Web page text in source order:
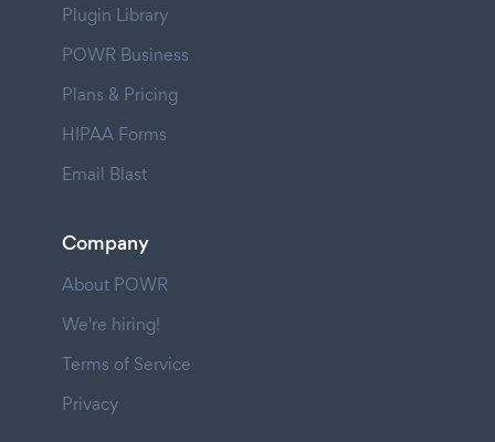
Plugin Library
POWR Business
Plans & Pricing
HIPAA Forms
Email Blast
Company
About POWR
We're hiring!
Terms of Service
Privacy